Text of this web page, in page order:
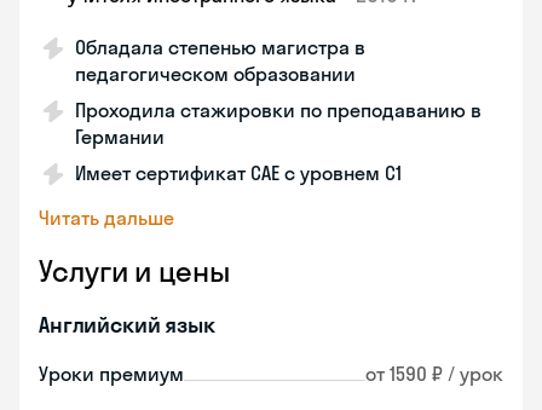
Обладала степенью магистра в
педагогическом образовании
Проходила стажировки по преподаванию в
Германии
Имеет сертификат САЕ с уровнем С1
Читать дальше
Услуги и цены
Английский язык
Уроки премиум от 1590 ₽ / урок